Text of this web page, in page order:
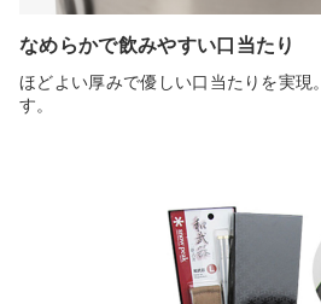
なめらかで飲みやすい口当たり
ほどよい厚みで優しい口当たりを実現
す。